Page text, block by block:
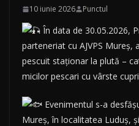
10 iunie 2026 Punctul
În data de 30.05.2026,
parteneriat cu AJVPS Mureș,
pescuit staționar la plută –
micilor pescari cu vârste
Evenimentul s-a
Mureș, în localitatea Luduș,